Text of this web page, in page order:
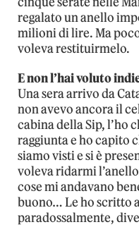
regalato un anello
milioni di lire. Ma
voleva restituirmelo.
E non l’hai voluto
Una sera arrivo da
non avevo ancora il
cabina della Sip, l’ho
raggiunta e ho capito
siamo visti e si è
voleva ridarmi
cose mi andavano
buono… Le ho scritto
paradossalmente,